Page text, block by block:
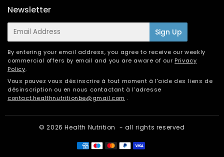
Newsletter
E-
mail
Sign Up
By entering your email address, you agree to receive our weekly
commercial offers by email and you are aware of our Privacy
Policy.
Vous pouvez vous désinscrire à tout moment à l'aide des liens de
désinscription ou en nous contactant à l'adresse
contact.healthnutritionbe@gmail.com .
© 2026Health Nutrition - all rights reserved